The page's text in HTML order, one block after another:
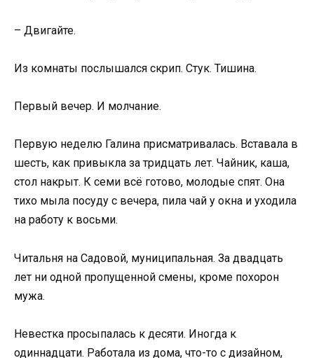
– Двигайте.
Из комнаты послышался скрип. Стук. Тишина.
Первый вечер. И молчание.
Первую неделю Галина присматривалась. Вставала в
шесть, как привыкла за тридцать лет. Чайник, каша,
стол накрыт. К семи всё готово, молодые спят. Она
тихо мыла посуду с вечера, пила чай у окна и уходила
на работу к восьми.
Читальня на Садовой, муниципальная. За двадцать
лет ни одной пропущенной смены, кроме похорон
мужа.
Невестка просыпалась к десяти. Иногда к
одиннадцати. Работала из дома, что-то с дизайном,